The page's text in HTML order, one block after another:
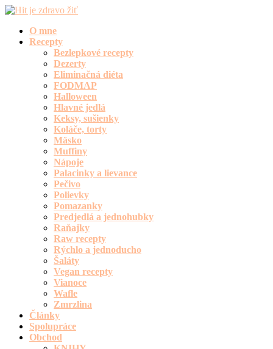
O mne
Recepty
Bezlepkové recepty
Dezerty
Eliminačná diéta
FODMAP
Halloween
Hlavné jedlá
Keksy, sušienky
Koláče, torty
Mäsko
Muffiny
Nápoje
Palacinky a lievance
Pečivo
Polievky
Pomazanky
Predjedlá a jednohubky
Raňajky
Raw recepty
Rýchlo a jednoducho
Šaláty
Vegan recepty
Vianoce
Wafle
Zmrzlina
Články
Spolupráce
Obchod